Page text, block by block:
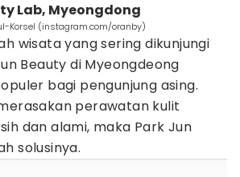
Lab, Myeongdong
Korsel (instagram.com/oranby)
wisata yang sering dikunjungi
Beauty di Myeongdeong
bagi pengunjung asing.
perawatan kulit
dan alami, maka Park Jun
solusinya.